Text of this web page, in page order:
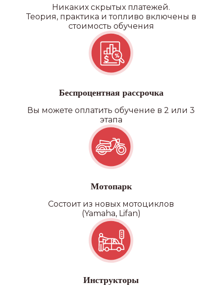
Никаких скрытых платежей.
Теория, практика и топливо включены в
стоимость обучения
Беспроцентная рассрочка
Вы можете оплатить обучение в 2 или 3
этапа
Мотопарк
Состоит из новых мотоциклов
(Yamaha, Lifan)
Инструкторы
Категория D